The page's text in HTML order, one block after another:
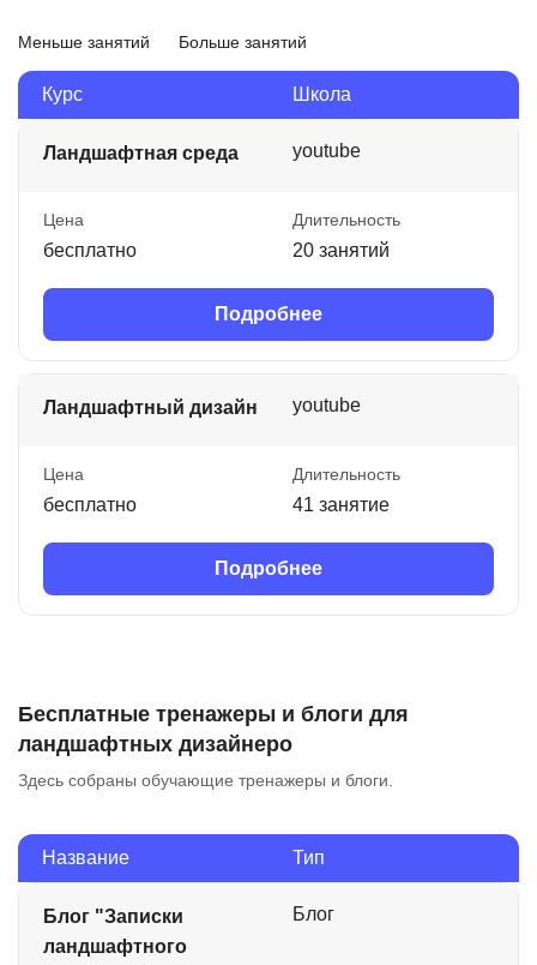
Меньше занятий Больше занятий
Курс Школа
Ландшафтная среда youtube
Цена
бесплатно
Длительность
20 занятий
Подробнее
Ландшафтный дизайн youtube
Цена
бесплатно
Длительность
41 занятие
Подробнее
Бесплатные тренажеры и блоги для
ландшафтных дизайнеро
Здесь собраны обучающие тренажеры и блоги.
Название Тип
Блог "Записки
ландшафтного
Блог